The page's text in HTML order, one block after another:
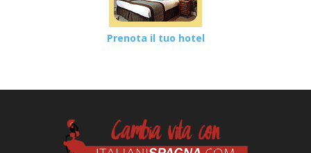
Prenota il tuo hotel